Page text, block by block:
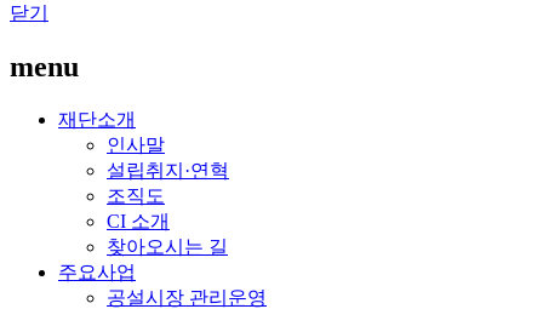
닫기
menu
재단소개
인사말
설립취지·연혁
조직도
CI 소개
찾아오시는 길
주요사업
공설시장 관리운영